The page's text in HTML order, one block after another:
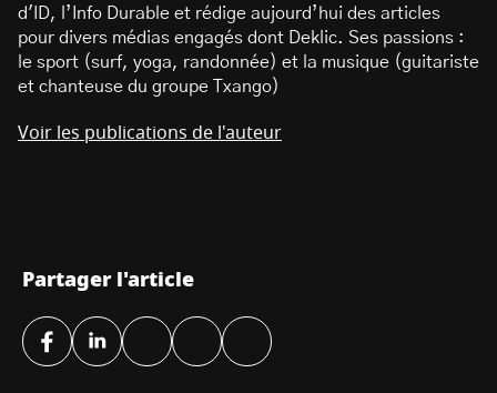
d'ID, l’Info Durable et rédige aujourd’hui des articles
pour divers médias engagés dont Deklic. Ses passions :
le sport (surf, yoga, randonnée) et la musique (guitariste
et chanteuse du groupe Txango)
Voir les publications de l'auteur
Partager l'article